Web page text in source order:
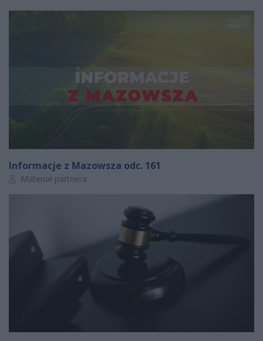
Informacje z Mazowsza odc. 161
Autor artykułu:
Materiał partnera